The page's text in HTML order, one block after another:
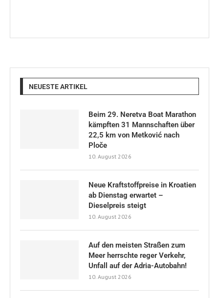
NEUESTE ARTIKEL
Beim 29. Neretva Boat Marathon
kämpften 31 Mannschaften über
22,5 km von Metković nach
Ploče
10. August 2026
Neue Kraftstoffpreise in Kroatien
ab Dienstag erwartet –
Dieselpreis steigt
10. August 2026
Auf den meisten Straßen zum
Meer herrschte reger Verkehr,
Unfall auf der Adria-Autobahn!
10. August 2026